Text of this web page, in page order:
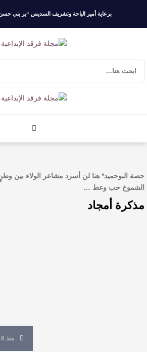
برعاية أمير الباحة وتشريف السديس “بر بني
تكرّم الفائزين بجائزة “رواد العمل التطوعي 4”
جائزة المهندس زياد الزهراني للتفوق العلمي تكرّم
الروائي جابر محمد مدخلي: أحضر داخل رواياتي
بحذر، والثقافة قوتنا الناعمة لمخاطبة العالم.
حصة البوحميد* هنا لن أسرد مشاعر الولاء بين
الشموخ حب وعط …
مذكرة أمجاد
منذ 6 أشهر